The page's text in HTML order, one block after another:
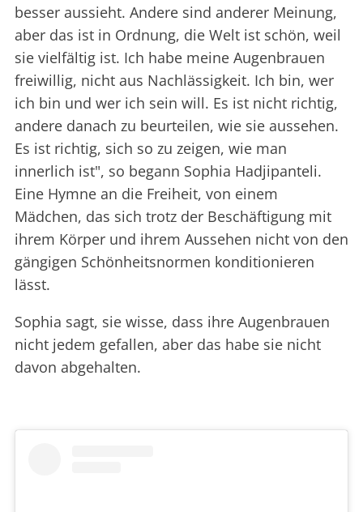
besser aussieht. Andere sind anderer Meinung,
aber das ist in Ordnung, die Welt ist schön, weil
sie vielfältig ist. Ich habe meine Augenbrauen
freiwillig, nicht aus Nachlässigkeit. Ich bin, wer
ich bin und wer ich sein will. Es ist nicht richtig,
andere danach zu beurteilen, wie sie aussehen.
Es ist richtig, sich so zu zeigen, wie man
innerlich ist", so begann Sophia Hadjipanteli.
Eine Hymne an die Freiheit, von einem
Mädchen, das sich trotz der Beschäftigung mit
ihrem Körper und ihrem Aussehen nicht von den
gängigen Schönheitsnormen konditionieren
lässt.
Sophia sagt, sie wisse, dass ihre Augenbrauen
nicht jedem gefallen, aber das habe sie nicht
davon abgehalten.